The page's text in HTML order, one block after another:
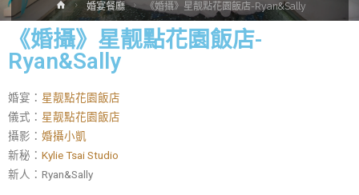
婚宴餐廳 《婚攝》星靓點花園飯店-Ryan&Sally
《婚攝》星靓點花園飯店-
Ryan&Sally
婚宴： 星靓點花園飯店
儀式： 星靓點花園飯店
攝影： 婚攝小凱
新秘： Kylie Tsai Studio
新人：Ryan&Sally